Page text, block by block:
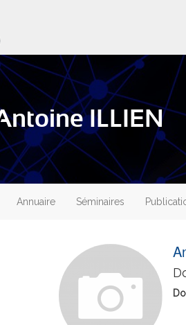
ILLIEN
Annuaire Séminaires